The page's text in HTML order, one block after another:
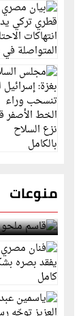
منوعات
قاسم ملحو